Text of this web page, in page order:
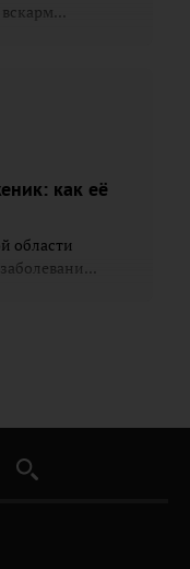
как её
области